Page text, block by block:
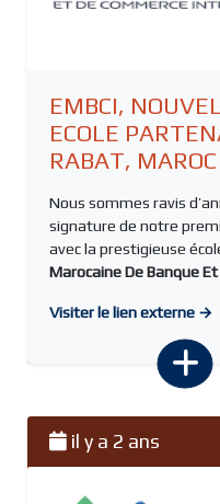
EMBCI,
ECOLE
RABAT, MAROC
Nous sommes ravis
signature de notre
avec la prestigieuse
Marocaine De Banque Et
Visiter le lien externe →
il y a 2 ans